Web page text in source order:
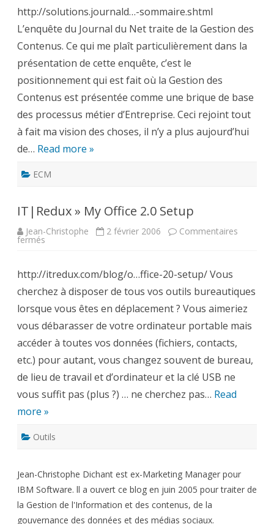
contenus
prend
sa
dimension
http://solutions.journald…-sommaire.shtml
L’enquête du Journal du Net traite de la Gestion des
Contenus. Ce qui me plaît particulièrement dans la
présentation de cette enquête, c’est le
positionnement qui est fait où la Gestion des
Contenus est présentée comme une brique de base
des processus métier d’Entreprise. Ceci rejoint tout
à fait ma vision des choses, il n’y a plus aujourd’hui
de… Read more »
ECM
IT|Redux » My Office 2.0 Setup
Jean-Christophe 2 février 2006 Commentaires
fermés
Office
2.0
Setup
http://itredux.com/blog/o…ffice-20-setup/ Vous
cherchez à disposer de tous vos outils bureautiques
lorsque vous êtes en déplacement ? Vous aimeriez
vous débarasser de votre ordinateur portable mais
accéder à toutes vos données (fichiers, contacts,
etc.) pour autant, vous changez souvent de bureau,
de lieu de travail et d’ordinateur et la clé USB ne
vous suffit pas (plus ?) … ne cherchez pas… Read
more »
Outils
Jean-Christophe Dichant est ex-Marketing Manager pour
IBM Software. ll a ouvert ce blog en juin 2005 pour traiter de
la Gestion de l'Information et des contenus, de la
gouvernance des données et des médias sociaux.